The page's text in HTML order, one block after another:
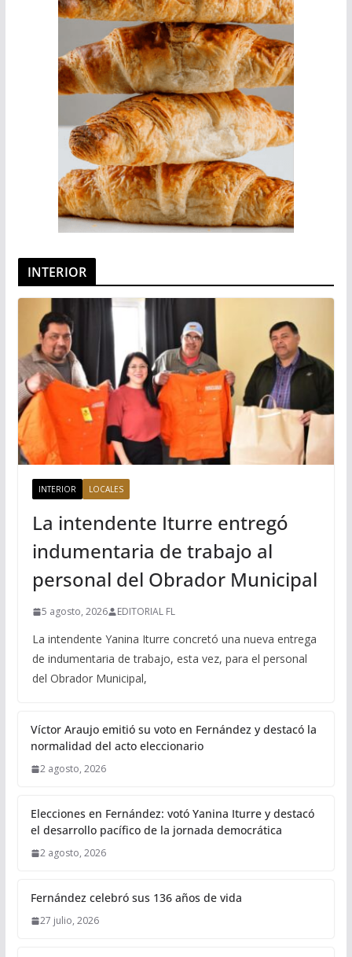
INTERIOR
INTERIOR LOCALES
La intendente Iturre entregó
indumentaria de trabajo al
personal del Obrador Municipal
5 agosto, 2026 EDITORIAL FL
La intendente Yanina Iturre concretó una nueva entrega
de indumentaria de trabajo, esta vez, para el personal
del Obrador Municipal,
Víctor Araujo emitió su voto en Fernández y destacó la
normalidad del acto eleccionario
2 agosto, 2026
Elecciones en Fernández: votó Yanina Iturre y destacó
el desarrollo pacífico de la jornada democrática
2 agosto, 2026
Fernández celebró sus 136 años de vida
27 julio, 2026